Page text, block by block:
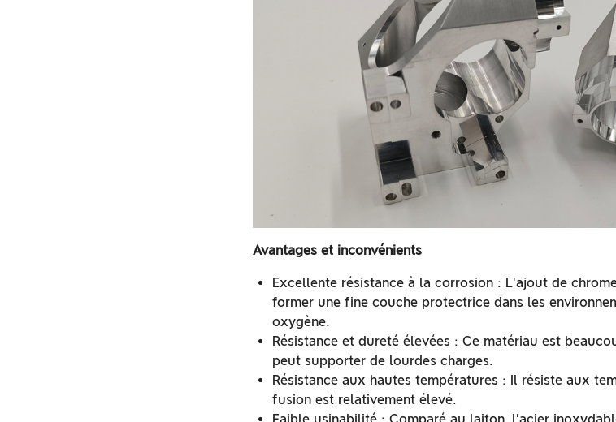
Avantages et inconvénients
Excellente résistance à la corrosion : L'ajout de
former une fine couche protectrice dans les
oxygène.
Résistance et dureté élevées : Ce matériau est
peut supporter de lourdes charges.
Résistance aux hautes températures : Il résiste aux
fusion est relativement élevé.